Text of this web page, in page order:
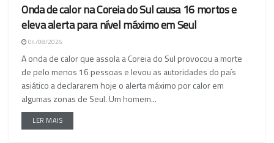
Onda de calor na Coreia do Sul causa 16 mortos e
eleva alerta para nível máximo em Seul
04/08/2026
A onda de calor que assola a Coreia do Sul provocou a morte
de pelo menos 16 pessoas e levou as autoridades do país
asiático a declararem hoje o alerta máximo por calor em
algumas zonas de Seul. Um homem...
LER MAIS